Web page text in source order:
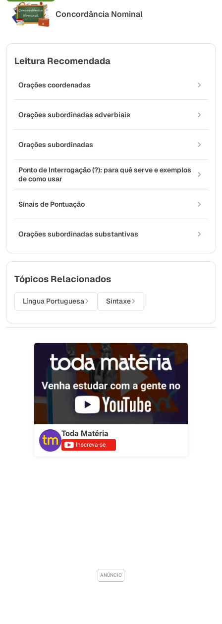
Concordância Nominal
Leitura Recomendada
Orações coordenadas
Orações subordinadas adverbiais
Orações subordinadas
Ponto de Interrogação (?): para quê serve e exemplos
de como usar
Sinais de Pontuação
Orações subordinadas substantivas
Tópicos Relacionados
Língua Portuguesa Sintaxe
Toda Matéria
Inscreva-se